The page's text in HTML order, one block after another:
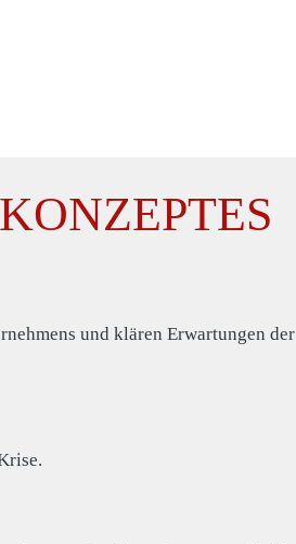
und klären Erwartungen der